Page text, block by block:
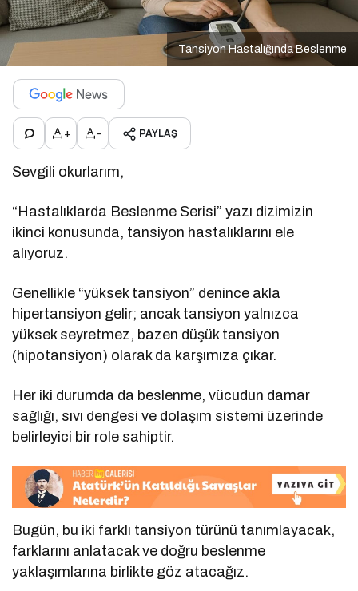
Tansiyon Hastalığında Beslenme
+ - PAYLAŞ
Sevgili okurlarım,
“Hastalıklarda Beslenme Serisi” yazı dizimizin
ikinci konusunda, tansiyon hastalıklarını ele
alıyoruz.
Genellikle “yüksek tansiyon” denince akla
hipertansiyon gelir; ancak tansiyon yalnızca
yüksek seyretmez, bazen düşük tansiyon
(hipotansiyon) olarak da karşımıza çıkar.
Her iki durumda da beslenme, vücudun damar
sağlığı, sıvı dengesi ve dolaşım sistemi üzerinde
belirleyici bir role sahiptir.
Bugün, bu iki farklı tansiyon türünü tanımlayacak,
farklarını anlatacak ve doğru beslenme
yaklaşımlarına birlikte göz atacağız.